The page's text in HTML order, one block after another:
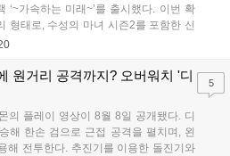
‘~가속하는 미래~’를 출시했다. 이번 확
형태로, 수성의 마녀 시즌2를 포함한 신
합체기를 선보이며 작품을 완결 짓는다.
조합을 구현하며 시리즈의 미래를 향한
....
원거리 공격까지? 오버워치 '디
의 플레이 영상이 8월 8일 공개됐다. 디
해 한손 검으로 근접 공격을 펼치며, 왼
해 전투한다. 추진기를 이용한 돌진기와
5